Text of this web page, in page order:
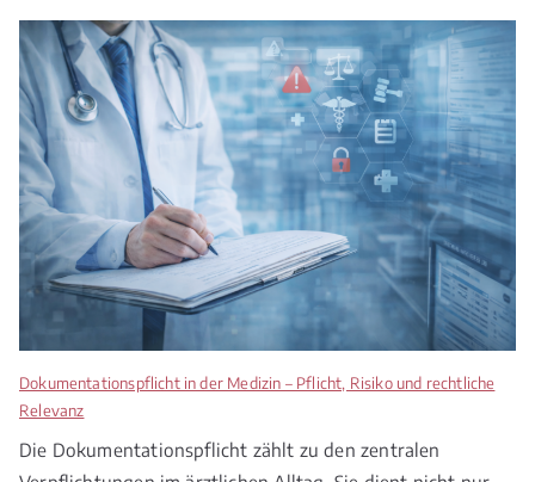
d
i
z
i
n
e
c
h
t
Z
Dokumentationspflicht in der Medizin – Pflicht, Risiko und rechtliche
Relevanz
Die Dokumentationspflicht zählt zu den zentralen